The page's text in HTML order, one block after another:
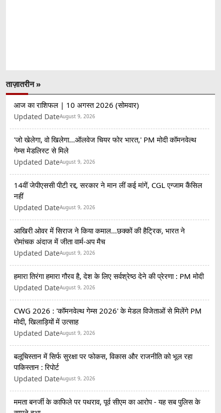
ताज़ातरीन »
आज का राशिफल | 10 अगस्त 2026 (सोमवार)
Updated DateAugust 9, 2026
'जो खेलेगा, वो खिलेगा...ऑलवेज चियर फोर भारत,' PM मोदी कॉमनवेल्थ
गेम्स मेडलिस्ट से मिले
Updated DateAugust 9, 2026
14वीं जेपीएससी पीटी रद्द, सरकार ने मान लीं कई मांगें, CGL एग्जाम कैंसिल
नहीं
Updated DateAugust 9, 2026
आखिरी ओवर में सिराज ने किया कमाल...छक्कों की हैट्रिक, भारत ने
रोमांचक अंदाज में जीता वार्म-अप मैच
Updated DateAugust 9, 2026
हमारा तिरंगा हमारा गौरव है, देश के लिए सर्वश्रेष्ठ देने की प्रेरणा : PM मोदी
Updated DateAugust 9, 2026
CWG 2026 : 'कॉमनवेल्थ गेम्स 2026' के मेडल विजेताओं से मिलेंगे PM
मोदी, खिलाड़ियों में उत्साह
Updated DateAugust 9, 2026
बलूचिस्तान में सिर्फ सुरक्षा पर फोकस, विकास और राजनीति को भूल रहा
पाकिस्तान : रिपोर्ट
Updated DateAugust 9, 2026
ममता बनर्जी के काफिले पर पथराव, पूर्व सीएम का आरोप - यह सब पुलिस के